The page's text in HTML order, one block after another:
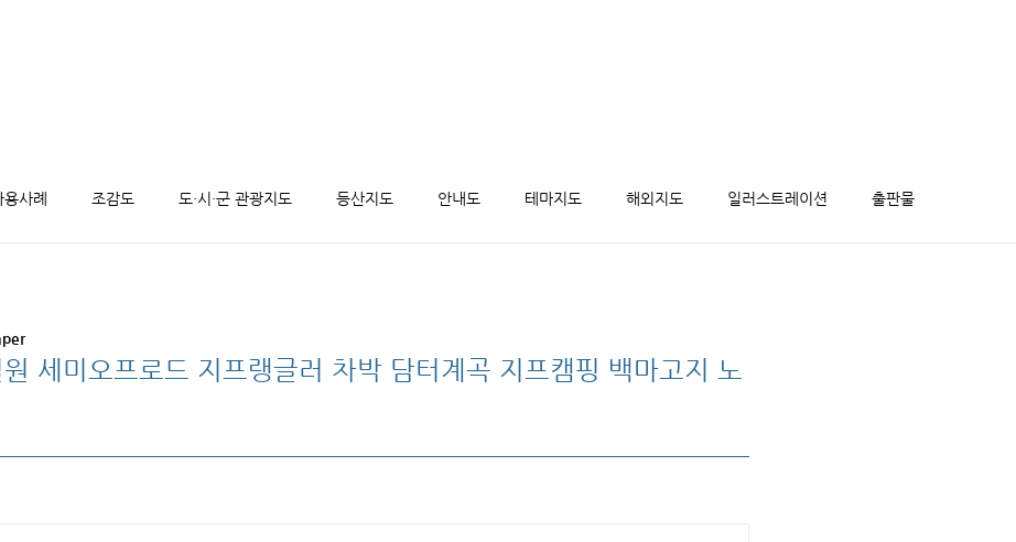
사례 조감도 도·시·군 관광지도 등산지도 안내도 테마지도 해외지도 일러스트레이션 출판물
세미오프로드 지프랭글러 차박 담터계곡 지프캠핑 백마고지 노